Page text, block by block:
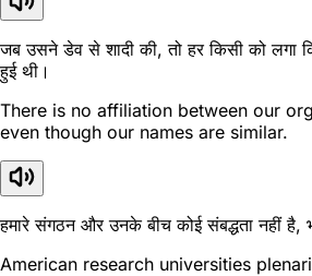
जब उसने डेव से शादी की, तो हर किसी को लगा
हुई थी।
There is no affiliation between our
even though our names are similar.
हमारे संगठन और उनके बीच कोई संबद्धता नहीं है,
American research universities